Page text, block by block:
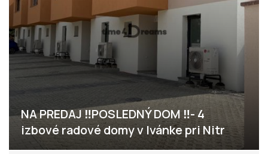
NA PREDAJ ‼️POSLEDNÝ DOM ‼️- 4
izbové radové domy v Ivánke pri Nitr